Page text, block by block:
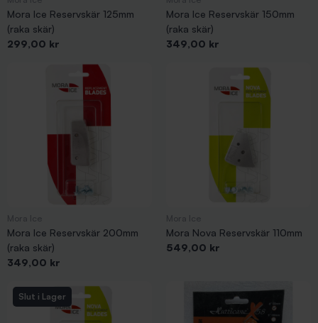
Mora Ice Reservskär 125mm
(raka skär)
Pris
299,00 kr
Mora Ice Reservskär 150mm
(raka skär)
Pris
349,00 kr
Mora Ice Reservskär 200mm
(raka skär)
Pris
349,00 kr
Mora Nova Reservskär 110mm
Pris
549,00 kr
Slut i Lager